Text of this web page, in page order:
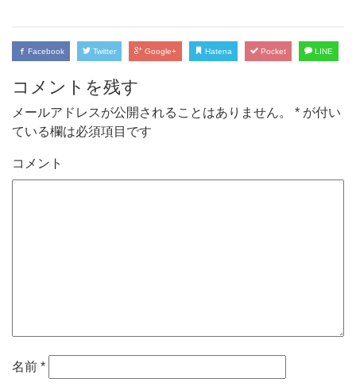
Facebook Twitter Google+ Hatena Pocket LINE
コメントを残す
メールアドレスが公開されることはありません。 * が付い
ている欄は必須項目です
コメント
名前 *